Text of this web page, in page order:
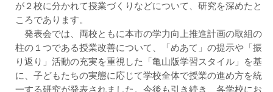
が２校に分かれて授業づくりなどについて、研究を深めたと
ころであります。
発表会では、両校ともに本市の学力向上推進計画の取組の
柱の１つである授業改善について、「めあて」の提示や「振
り返り」活動の充実を重視した「亀山版学習スタイル」を基
に、子どもたちの実態に応じて学校全体で授業の進め方を統
一する研究が発表されました。今後も引き続き、各学校にお